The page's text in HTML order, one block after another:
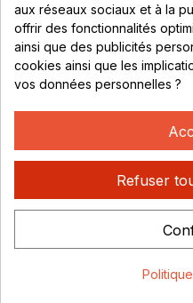
Lundi
uniquement
04
Un
aux réseaux sociaux et à la
offrir des fonctionnalités
ainsi que des publicités
cookies ainsi que les
vos données personnelles ?
Refuser